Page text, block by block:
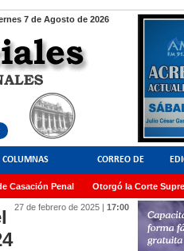
7 de Agosto de 2026
COLUMNAS CORREO DE
LECTORES
Penal Otorgó la Corte
27 de febrero de 2025| 17:00